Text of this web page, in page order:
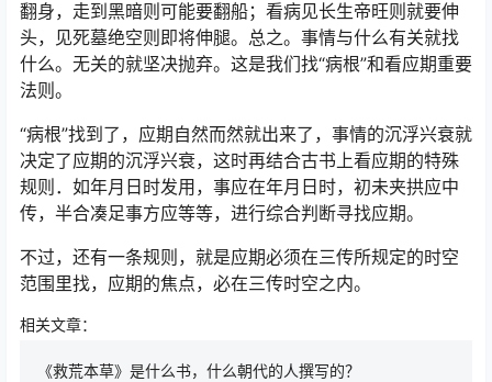
翻身，走到黑暗则可能要翻船；看病见长生帝旺则就要伸
头，见死墓绝空则即将伸腿。总之。事情与什么有关就找
什么。无关的就坚决抛弃。这是我们找“病根”和看应期重要
法则。
“病根”找到了，应期自然而然就出来了，事情的沉浮兴衰就
决定了应期的沉浮兴衰，这时再结合古书上看应期的特殊
规则．如年月日时发用，事应在年月日时，初未夹拱应中
传，半合凑足事方应等等，进行综合判断寻找应期。
不过，还有一条规则，就是应期必须在三传所规定的时空
范围里找，应期的焦点，必在三传时空之内。
相关文章：
《救荒本草》是什么书，什么朝代的人撰写的？